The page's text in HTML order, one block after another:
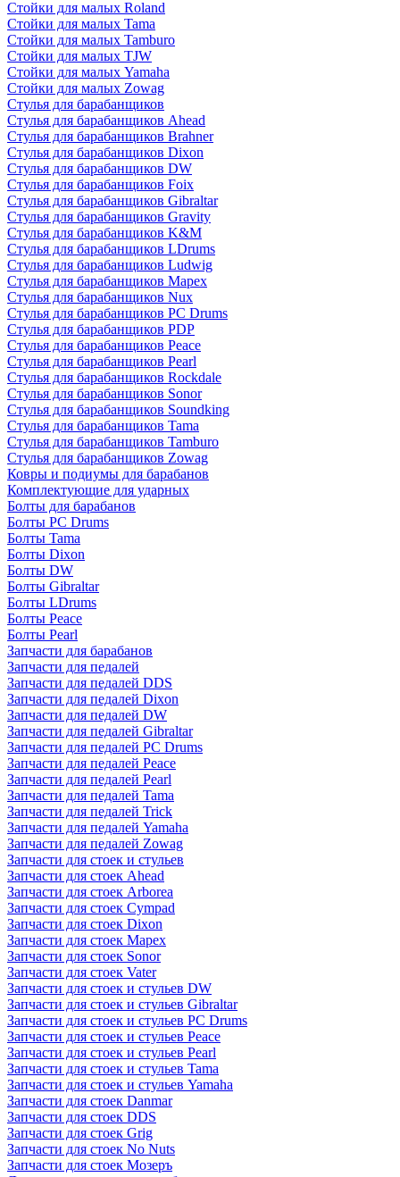
Стойки для малых Roland
Стойки для малых Tama
Стойки для малых Tamburo
Стойки для малых TJW
Стойки для малых Yamaha
Стойки для малых Zowag
Стулья для барабанщиков
Стулья для барабанщиков Ahead
Стулья для барабанщиков Brahner
Стулья для барабанщиков Dixon
Стулья для барабанщиков DW
Стулья для барабанщиков Foix
Стулья для барабанщиков Gibraltar
Стулья для барабанщиков Gravity
Стулья для барабанщиков K&M
Стулья для барабанщиков LDrums
Стулья для барабанщиков Ludwig
Стулья для барабанщиков Mapex
Стулья для барабанщиков Nux
Стулья для барабанщиков PC Drums
Стулья для барабанщиков PDP
Стулья для барабанщиков Peace
Стулья для барабанщиков Pearl
Стулья для барабанщиков Rockdale
Стулья для барабанщиков Sonor
Стулья для барабанщиков Soundking
Стулья для барабанщиков Tama
Стулья для барабанщиков Tamburo
Стулья для барабанщиков Zowag
Ковры и подиумы для барабанов
Комплектующие для ударных
Болты для барабанов
Болты PC Drums
Болты Tama
Болты Dixon
Болты DW
Болты Gibraltar
Болты LDrums
Болты Peace
Болты Pearl
Запчасти для барабанов
Запчасти для педалей
Запчасти для педалей DDS
Запчасти для педалей Dixon
Запчасти для педалей DW
Запчасти для педалей Gibraltar
Запчасти для педалей PC Drums
Запчасти для педалей Peace
Запчасти для педалей Pearl
Запчасти для педалей Tama
Запчасти для педалей Trick
Запчасти для педалей Yamaha
Запчасти для педалей Zowag
Запчасти для стоек и стульев
Запчасти для стоек Ahead
Запчасти для стоек Arborea
Запчасти для стоек Cympad
Запчасти для стоек Dixon
Запчасти для стоек Mapex
Запчасти для стоек Sonor
Запчасти для стоек Vater
Запчасти для стоек и стульев DW
Запчасти для стоек и стульев Gibraltar
Запчасти для стоек и стульев PC Drums
Запчасти для стоек и стульев Peace
Запчасти для стоек и стульев Pearl
Запчасти для стоек и стульев Tama
Запчасти для стоек и стульев Yamaha
Запчасти для стоек Danmar
Запчасти для стоек DDS
Запчасти для стоек Grig
Запчасти для стоек No Nuts
Запчасти для стоек Мозеръ